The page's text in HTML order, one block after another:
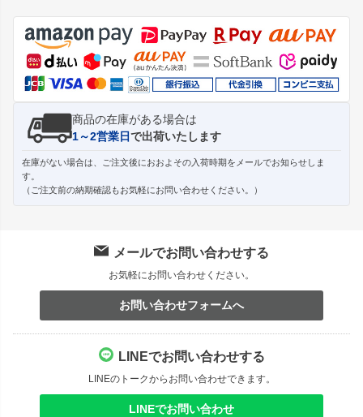
ジト
ップ
へ
商品の在庫がある場合は
1～2営業日で出荷いたします
在庫がない場合は、ご注文後におおよその入荷時期をメールでお知らせしま
す。
（ご注文前の納期確認もお気軽にお問い合わせください。）
メールでお問い合わせする
お気軽にお問い合わせください。
お問い合わせフォームへ
LINEでお問い合わせする
LINEのトークからお問い合わせできます。
LINEでお問い合わせ